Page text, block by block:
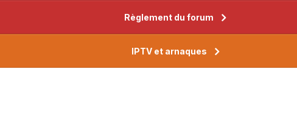
Règlement du forum
IPTV et arnaques